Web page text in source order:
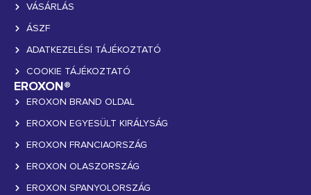
VÁSÁRLÁS
ÁSZF
ADATKEZELÉSI TÁJÉKOZTATÓ
COOKIE TÁJÉKOZTATÓ
EROXON®
EROXON BRAND OLDAL
EROXON EGYESÜLT KIRÁLYSÁG
EROXON FRANCIAORSZÁG
EROXON OLASZORSZÁG
EROXON SPANYOLORSZÁG